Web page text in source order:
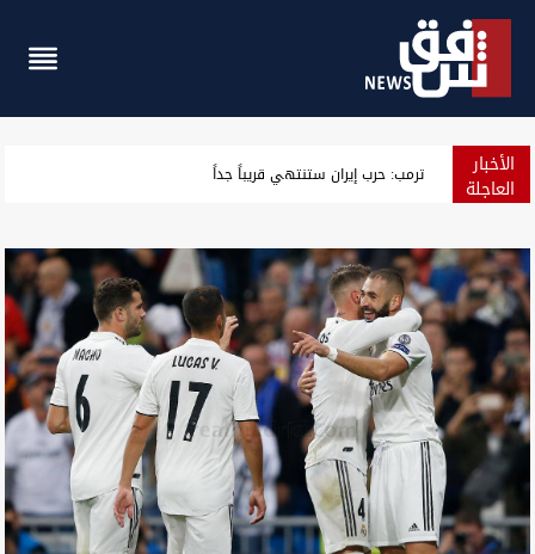
الأخبار
العاجلة الذهب يستقر ويتجه لأكبر مكسب أسبوعي منذ كانون الثاني